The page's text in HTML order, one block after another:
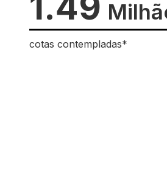
cotas contempladas*